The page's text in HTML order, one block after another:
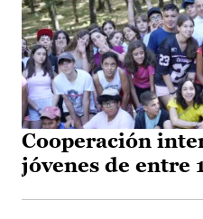
Cooperación
jóvenes de entre